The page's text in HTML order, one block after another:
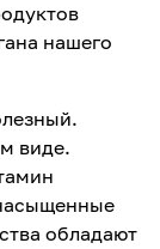
нашего
виде.
обладают